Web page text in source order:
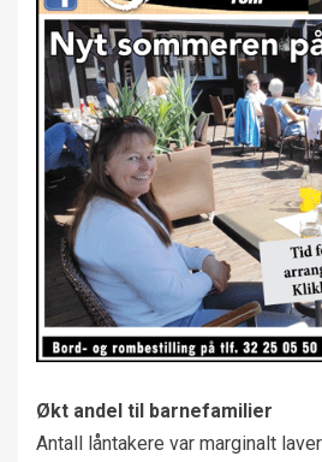
Økt andel til barnefamilier
Antall låntakere var marginalt